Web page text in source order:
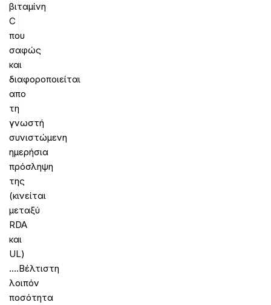
βιταμίνη
C
που
σαφώς
και
διαφοροποιείται
απο
τη
γνωστή
συνιστώμενη
ημερήσια
πρόσληψη
της
(κινείται
μεταξύ
RDA
και
UL)
….Βέλτιστη
λοιπόν
ποσότητα